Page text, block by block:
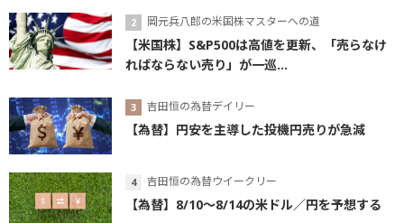
岡元兵八郎の米国株マスターへの道
【米国株】S&P500は高値を更新、「売らなけ
ればならない売り」が一巡...
吉田恒の為替デイリー
【為替】円安を主導した投機円売りが急減
吉田恒の為替ウイークリー
【為替】8/10～8/14の米ドル／円を予想する